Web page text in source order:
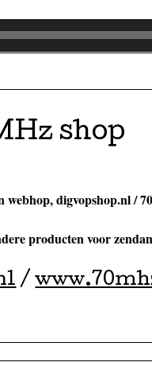
shop
digvopshop.nl /
producten voor
/